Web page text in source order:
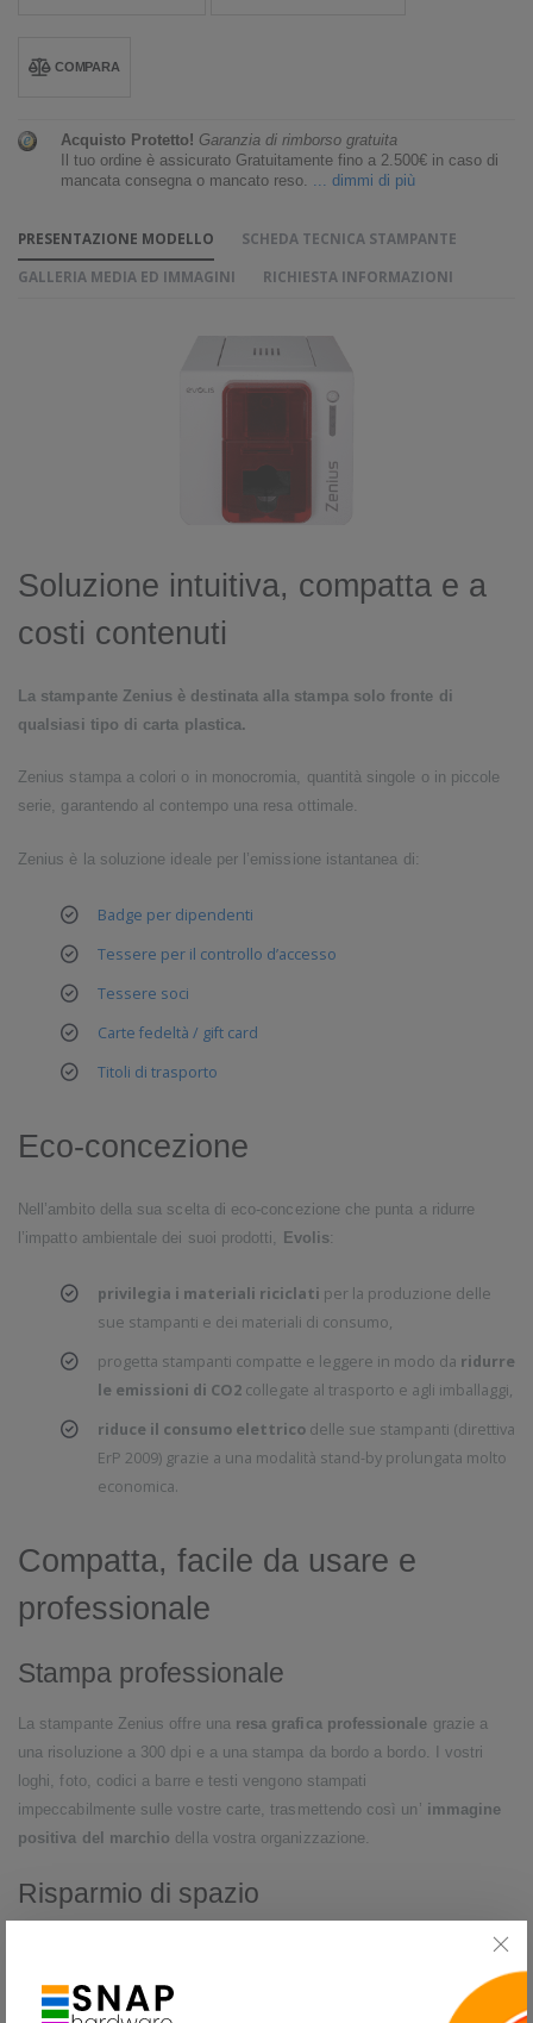
COMPARA
Acquisto Protetto! Garanzia di rimborso gratuita
Il tuo ordine è assicurato Gratuitamente fino a 2.500€ in caso di
mancata consegna o mancato reso. ... dimmi di più
PRESENTAZIONE MODELLO
SCHEDA TECNICA STAMPANTE
GALLERIA MEDIA ED IMMAGINI
RICHIESTA INFORMAZIONI
Soluzione intuitiva, compatta e a
costi contenuti
La stampante Zenius è destinata alla stampa solo fronte di
qualsiasi tipo di carta plastica.
Zenius stampa a colori o in monocromia, quantità singole o in piccole
serie, garantendo al contempo una resa ottimale.
Zenius è la soluzione ideale per l’emissione istantanea di:
Badge per dipendenti
Tessere per il controllo d’accesso
Tessere soci
Carte fedeltà / gift card
Titoli di trasporto
Eco-concezione
Nell’ambito della sua scelta di eco-concezione che punta a ridurre
l’impatto ambientale dei suoi prodotti,
Evolis:
privilegia i materiali riciclati per la produzione delle
sue stampanti e dei materiali di consumo,
progetta stampanti compatte e leggere in modo da ridurre
le emissioni di CO2collegate al trasporto e agli imballaggi,
riduce il consumo elettrico delle sue stampanti (direttiva
ErP 2009) grazie a una modalità stand-by prolungata molto
economica.
Compatta, facile da usare e
professionale
Stampa professionale
La stampante Zenius offre una resa grafica professionale grazie a
una risoluzione a 300 dpi e a una stampa da bordo a bordo. I vostri
loghi, foto, codici a barre e testi vengono stampati
impeccabilmente sulle vostre carte, trasmettendo così un’ immagine
positiva del marchio della vostra organizzazione.
Risparmio di spazio
massimo. Poco più grande di un foglio di formato A4, Zenius è anche
molto silenziosa – 46 decibel durante il funzionamento – e
si integra